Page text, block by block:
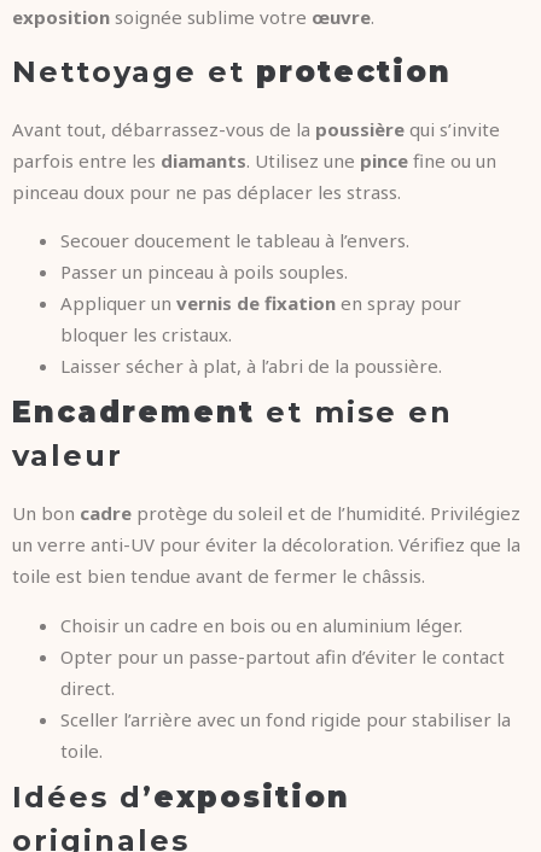
exposition soignée sublime votre œuvre.
Nettoyage et protection
Avant tout, débarrassez-vous de la poussière qui s’invite
parfois entre les diamants. Utilisez une pince fine ou un
pinceau doux pour ne pas déplacer les strass.
Secouer doucement le tableau à l’envers.
Passer un pinceau à poils souples.
Appliquer un vernis de fixation en spray pour
bloquer les cristaux.
Laisser sécher à plat, à l’abri de la poussière.
Encadrement et mise en
valeur
Un bon cadre protège du soleil et de l’humidité. Privilégiez
un verre anti-UV pour éviter la décoloration. Vérifiez que la
toile est bien tendue avant de fermer le châssis.
Choisir un cadre en bois ou en aluminium léger.
Opter pour un passe-partout afin d’éviter le contact
direct.
Sceller l’arrière avec un fond rigide pour stabiliser la
toile.
Idées d’exposition
originales